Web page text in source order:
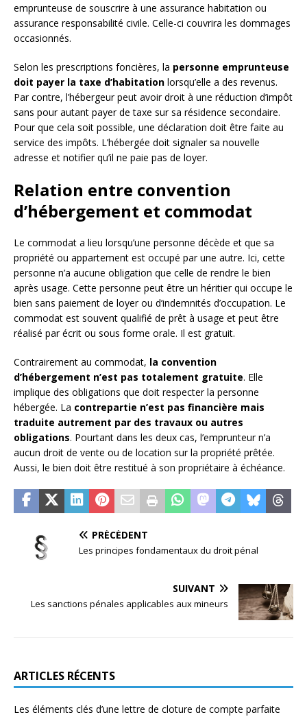
emprunteuse de souscrire à une assurance habitation ou
assurance responsabilité civile. Celle-ci couvrira les dommages
occasionnés.
Selon les prescriptions foncières, la personne emprunteuse
doit payer la taxe d’habitation lorsqu’elle a des revenus.
Par contre, l’hébergeur peut avoir droit à une réduction d’impôt
sans pour autant payer de taxe sur sa résidence secondaire.
Pour que cela soit possible, une déclaration doit être faite au
service des impôts. L’hébergée doit signaler sa nouvelle
adresse et notifier qu’il ne paie pas de loyer.
Relation entre convention
d’hébergement et commodat
Le commodat a lieu lorsqu’une personne décède et que sa
propriété ou appartement est occupé par une autre. Ici, cette
personne n’a aucune obligation que celle de rendre le bien
après usage. Cette personne peut être un héritier qui occupe le
bien sans paiement de loyer ou d’indemnités d’occupation. Le
commodat est souvent qualifié de prêt à usage et peut être
réalisé par écrit ou sous forme orale. Il est gratuit.
Contrairement au commodat, la convention
d’hébergement n’est pas totalement gratuite. Elle
implique des obligations que doit respecter la personne
hébergée. La contrepartie n’est pas financière mais
traduite autrement par des travaux ou autres
obligations. Pourtant dans les deux cas, l’emprunteur n’a
aucun droit de vente ou de location sur la propriété prêtée.
Aussi, le bien doit être restitué à son propriétaire à échéance.
PRÉCÉDENT
Les principes fondamentaux du droit pénal
SUIVANT
Les sanctions pénales applicables aux mineurs
ARTICLES RÉCENTS
Les éléments clés d’une lettre de cloture de compte parfaite